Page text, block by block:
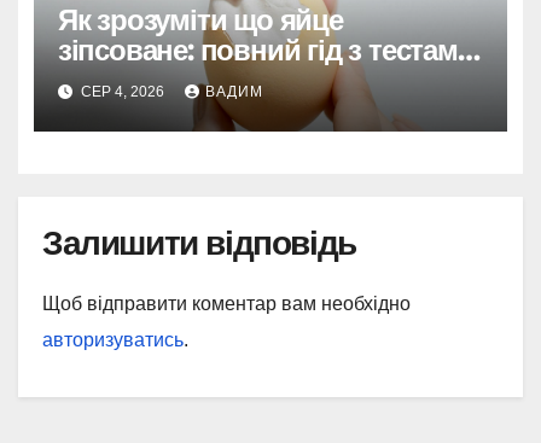
Як зрозуміти що яйце
зіпсоване: повний гід з тестами
та поясненнями
СЕР 4, 2026 ВАДИМ
Залишити відповідь
Щоб відправити коментар вам необхідно
авторизуватись.